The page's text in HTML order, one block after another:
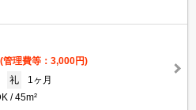
(管理費等：3,000円)
礼
1ヶ月
45m²